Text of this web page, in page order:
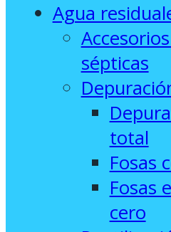
Agua
sépticas
total
Fosas
Fosas
cero